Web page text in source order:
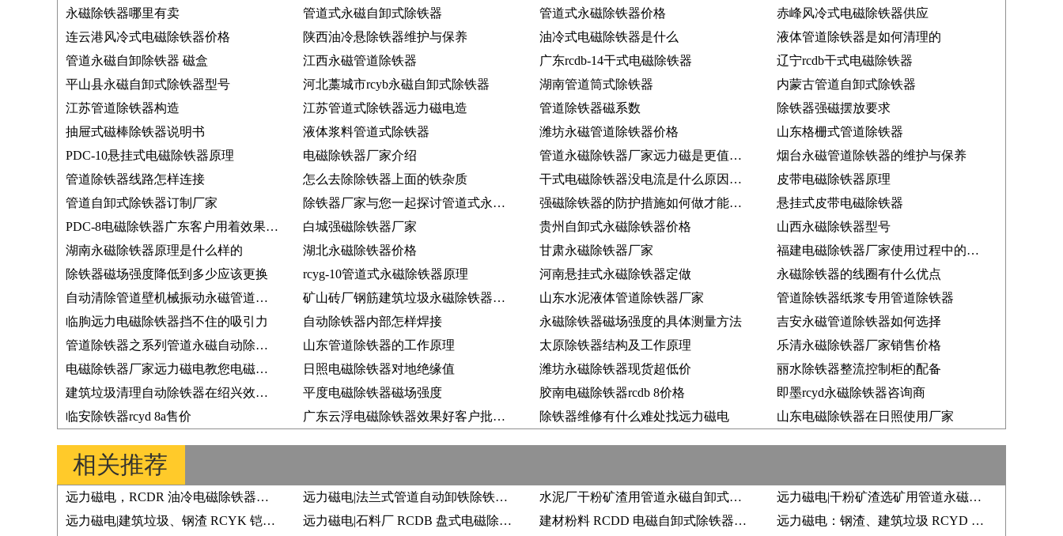
永磁除铁器哪里有卖
管道式永磁自卸式除铁器 管道式永磁除铁器价格
赤峰风冷式电磁除铁器供应
连云港风冷式电磁除铁器价格
陕西油冷悬除铁器维护与保养 油冷式电磁除铁器是什么
液体管道除铁器是如何清理的
管道永磁自卸除铁器 磁盒
江西永磁管道除铁器 广东rcdb-14干式电磁除铁器
辽宁rcdb干式电磁除铁器
平山县永磁自卸式除铁器型号
河北藁城市rcyb永磁自卸式除铁器 湖南管道筒式除铁器
内蒙古管道自卸式除铁器
江苏管道除铁器构造
江苏管道式除铁器远力磁电造 管道除铁器磁系数
除铁器强磁摆放要求
抽屉式磁棒除铁器说明书
液体浆料管道式除铁器 潍坊永磁管道除铁器价格
山东格栅式管道除铁器
PDC-10悬挂式电磁除铁器原理
电磁除铁器厂家介绍 管道永磁除铁器厂家远力磁是更值得您信赖
烟台永磁管道除铁器的维护与保养
管道除铁器线路怎样连接
怎么去除除铁器上面的铁杂质 干式电磁除铁器没电流是什么原因造成的
皮带电磁除铁器原理
管道自卸式除铁器订制厂家
除铁器厂家与您一起探讨管道式永磁除铁器 强磁除铁器的防护措施如何做才能更好
悬挂式皮带电磁除铁器
PDC-8电磁除铁器广东客户用着效果好又购3台
白城强磁除铁器厂家 贵州自卸式永磁除铁器价格
山西永磁除铁器型号
湖南永磁除铁器原理是什么样的
湖北永磁除铁器价格 甘肃永磁除铁器厂家
福建电磁除铁器厂家使用过程中的故障排查
除铁器磁场强度降低到多少应该更换
rcyg-10管道式永磁除铁器原理 河南悬挂式永磁除铁器定做
永磁除铁器的线圈有什么优点
自动清除管道壁机械振动永磁管道除铁器
矿山砖厂钢筋建筑垃圾永磁除铁器自动卸铁 山东水泥液体管道除铁器厂家
管道除铁器纸浆专用管道除铁器
临朐远力电磁除铁器挡不住的吸引力
自动除铁器内部怎样焊接 永磁除铁器磁场强度的具体测量方法
吉安永磁管道除铁器如何选择
管道除铁器之系列管道永磁自动除铁器
山东管道除铁器的工作原理 太原除铁器结构及工作原理
乐清永磁除铁器厂家销售价格
电磁除铁器厂家远力磁电教您电磁除铁器如何接线问题
日照电磁除铁器对地绝缘值 潍坊永磁除铁器现货超低价
丽水除铁器整流控制柜的配备
建筑垃圾清理自动除铁器在绍兴效果好,老客户返介绍多
平度电磁除铁器磁场强度 胶南电磁除铁器rcdb 8价格
即墨rcyd永磁除铁器咨询商
临安除铁器rcyd 8a售价
广东云浮电磁除铁器效果好客户批量要 除铁器维修有什么难处找远力磁电 山东电磁除铁器在日照使用厂家
相关推荐
远力磁电，RCDR 油冷电磁除铁器的实力生产厂家对比实测推荐，价格及案例分析 远力磁电|法兰式管道自动卸铁除铁器实力生产厂家推荐，品质才能长远发展 水泥厂干粉矿渣用管道永磁自卸式除铁器实力生产厂家推荐及案例分析|远力磁电
远力磁电|干粉矿渣选矿用管道永磁自卸式除铁器价格推荐，实力生产厂家案例分析
远力磁电|建筑垃圾、钢渣 RCYK 铠甲式永磁自卸式除铁器，实力厂家品质支撑长久发展
远力磁电|石料厂 RCDB 盘式电磁除铁器能否提升品位?厂家、案例、市场行情全面梳理 建材粉料 RCDD 电磁自卸式除铁器能不能提升品位?远力磁电厂家详解、现场案例与市场走向 远力磁电：钢渣、建筑垃圾 RCYD 永磁自卸式除铁器选型解析，能否提升物料品位